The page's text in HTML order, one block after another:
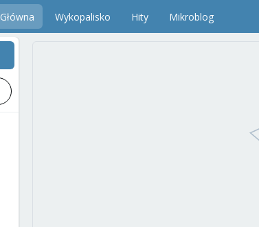
Główna Wykopalisko Hity Mikroblog